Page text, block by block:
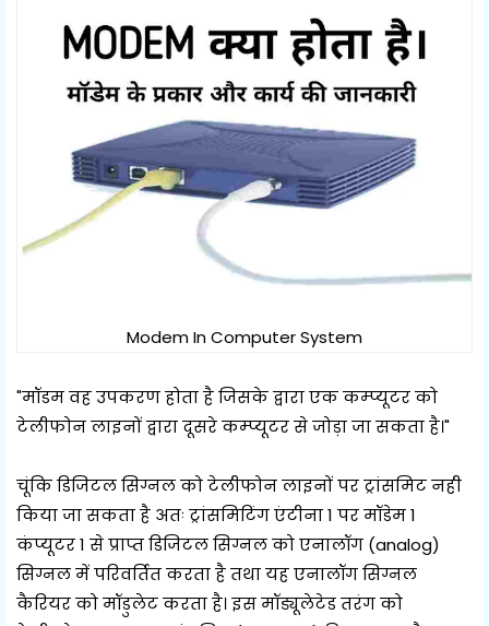
Modem In Computer System
"मॉडम वह उपकरण होता है जिसके द्वारा एक कम्प्यूटर को
टेलीफोन लाइनों द्वारा दूसरे कम्प्यूटर से जोड़ा जा सकता है।"
चूंकि डिजिटल सिग्नल को टेलीफोन लाइनों पर ट्रांसमिट नही
किया जा सकता है अतः ट्रांसमिटिंग एंटीना 1 पर मॉडेम 1
कंप्यूटर 1 से प्राप्त डिजिटल सिग्नल को एनालॉग (analog)
सिग्नल में परिवर्तित करता है तथा यह एनालॉग सिग्नल
कैरियर को मॉडुलेट करता है। इस मॉड्यूलेटेड तरंग को